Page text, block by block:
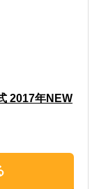
2017年NEW